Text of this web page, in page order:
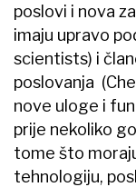
poslovi i nova
imaju upravo
scientists) i
poslovanja
nove uloge i
prije nekoliko
tome što
tehnologiju,